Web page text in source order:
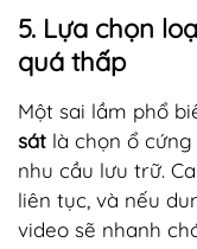
5. Lựa chọn
quá thấp
Một sai lầm phổ
sát là chọn ổ
nhu cầu lưu trữ.
liên tục, và nếu
video sẽ nhanh